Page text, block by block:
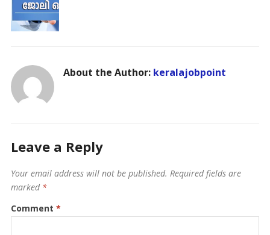
About the Author: keralajobpoint
Leave a Reply
Your email address will not be published. Required fields are
marked *
Comment *